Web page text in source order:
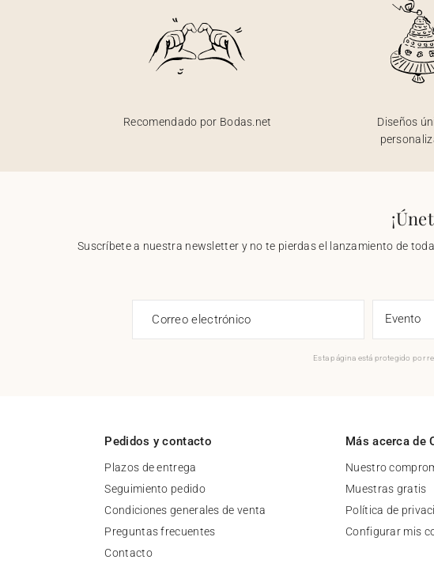
Recomendado por Bodas.net
Diseños
Suscríbete a nuestra newsletter y no te pierdas el lanzamiento de
Correo electrónico
Esta página está protegido por
Pedidos y contacto
Plazos de entrega
Seguimiento pedido
Condiciones generales de venta
Preguntas frecuentes
Contacto
Más acerca de
Nuestro
Muestras gratis
Política de
Configurar mis